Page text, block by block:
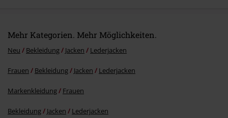
Mehr Kategorien. Mehr Möglichkeiten.
Neu Bekleidung Jacken Lederjacken
Frauen Bekleidung Jacken Lederjacken
Markenkleidung Frauen
Bekleidung Jacken Lederjacken